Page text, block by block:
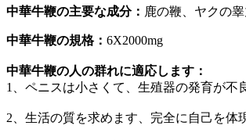
中華牛鞭の主要な成分： 鹿の鞭、ヤクの
中華牛鞭の規格： 6X2000mg
中華牛鞭の人の群れに適応します：
1、ペニスは小さくて、生殖器の発育が不
2、生活の質を求めます、完全に自己を体